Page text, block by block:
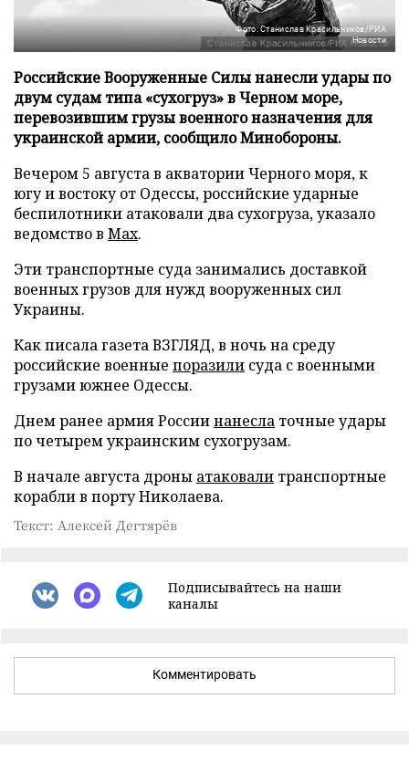
Фото: Станислав Красильников/РИА
Новости
Российские Вооруженные Силы нанесли удары по
двум судам типа «сухогруз» в Черном море,
перевозившим грузы военного назначения для
украинской армии, сообщило Минобороны.
Вечером 5 августа в акватории Черного моря, к
югу и востоку от Одессы, российские ударные
беспилотники атаковали два сухогруза, указало
ведомство в Max.
Эти транспортные суда занимались доставкой
военных грузов для нужд вооруженных сил
Украины.
Как писала газета ВЗГЛЯД, в ночь на среду
российские военные поразили суда с военными
грузами южнее Одессы.
Днем ранее армия Россиинанесла точные удары
по четырем украинским сухогрузам.
В начале августа дроны атаковали транспортные
корабли в порту Николаева.
Текст: Алексей Дегтярёв
Подписывайтесь на наши
каналы
Комментировать